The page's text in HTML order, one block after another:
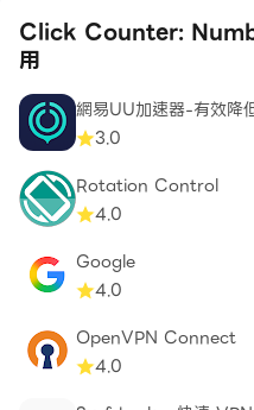
Click Counter:
用
網易UU加速器-有效降
3.0
Rotation Control
4.0
Google
4.0
OpenVPN Connect
4.0